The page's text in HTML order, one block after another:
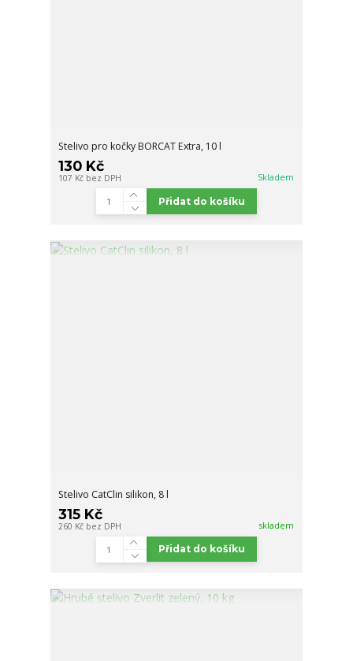
Stelivo pro kočky BORCAT Extra, 10 l
130 Kč
107 Kč bez DPH Skladem
Přidat do košíku
Stelivo CatClin silikon, 8 l
315 Kč
260 Kč bez DPH skladem
Přidat do košíku